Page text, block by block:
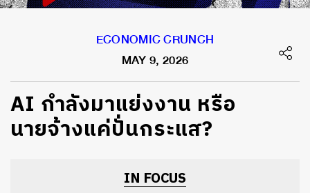
ECONOMIC CRUNCH
MAY 9, 2026
AI กำลังมาแย่งงาน หรือ
นายจ้างแค่ปั่นกระแส?
IN FOCUS